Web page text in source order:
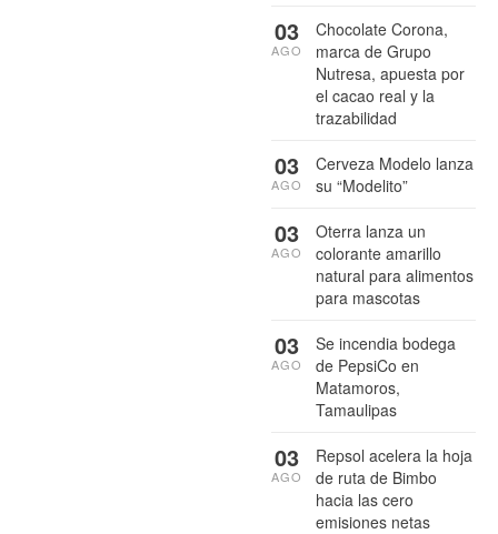
Chocolate Corona,
marca de Grupo
Nutresa, apuesta por
el cacao real y la
trazabilidad
03
AGO
Cerveza Modelo lanza
su “Modelito”
03
AGO
Oterra lanza un
colorante amarillo
natural para alimentos
para mascotas
03
AGO
Se incendia bodega
de PepsiCo en
Matamoros,
Tamaulipas
03
AGO
Repsol acelera la hoja
de ruta de Bimbo
hacia las cero
emisiones netas
03
AGO